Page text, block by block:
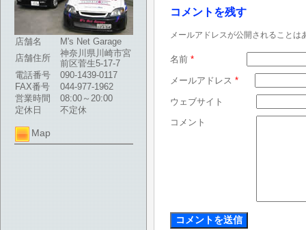
店舗名
M's Net Garage
店舗住所
神奈川県川崎市宮
前区菅生5-17-7
電話番号
090-1439-0117
FAX番号
044-977-1962
営業時間
08:00～20:00
定休日
不定休
Map
コメントを残す
メールアドレスが公開されることは
名前 *
メールアドレス *
ウェブサイト
コメント